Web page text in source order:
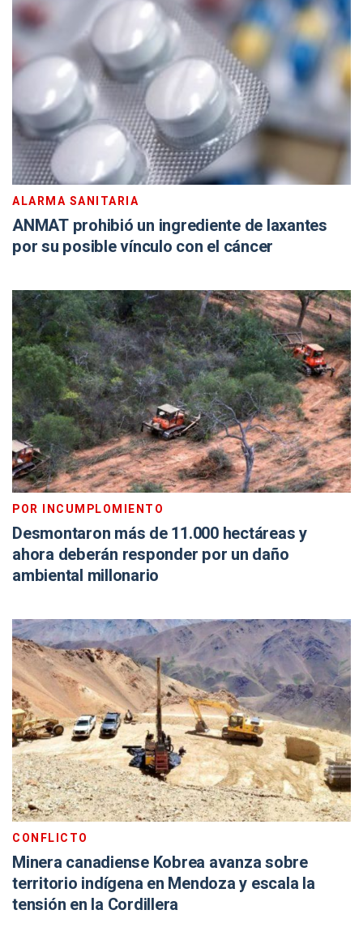
ALARMA SANITARIA
ANMAT prohibió un ingrediente de laxantes
por su posible vínculo con el cáncer
POR INCUMPLOMIENTO
Desmontaron más de 11.000 hectáreas y
ahora deberán responder por un daño
ambiental millonario
CONFLICTO
Minera canadiense Kobrea avanza sobre
territorio indígena en Mendoza y escala la
tensión en la Cordillera